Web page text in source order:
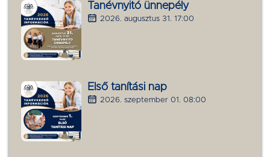
Tanévnyitó ünnepély
2026. augusztus 31. 17:00
Első tanítási nap
2026. szeptember 01. 08:00